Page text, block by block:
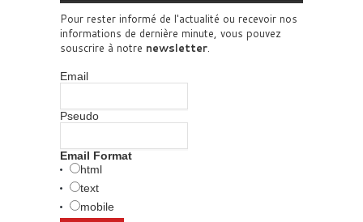
Pour rester informé de l'actualité ou recevoir nos
informations de dernière minute, vous pouvez
souscrire à notre newsletter
Email
Pseudo
Email Format
html
text
mobile